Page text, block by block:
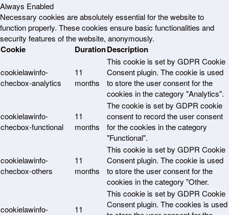
Always Enabled
Necessary cookies are absolutely essential for the website to
function properly. These cookies ensure basic functionalities and
security features of the website, anonymously.
Cookie DurationDescription
cookielawinfo-
checbox-analytics
11
months
This cookie is set by GDPR Cookie
Consent plugin. The cookie is used
to store the user consent for the
cookies in the category "Analytics".
cookielawinfo-
checbox-functional
11
months
The cookie is set by GDPR cookie
consent to record the user consent
for the cookies in the category
"Functional".
cookielawinfo-
checbox-others
11
months
This cookie is set by GDPR Cookie
Consent plugin. The cookie is used
to store the user consent for the
cookies in the category "Other.
cookielawinfo-
11
This cookie is set by GDPR Cookie
Consent plugin. The cookies is used